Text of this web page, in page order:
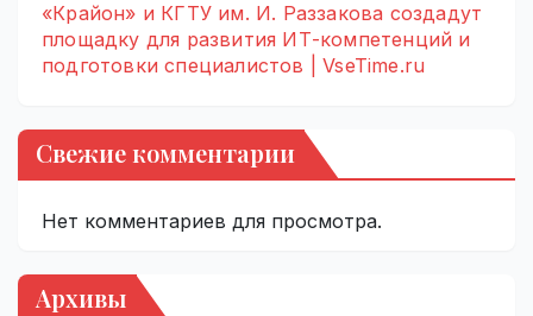
«Крайон» и КГТУ им. И. Раззакова создадут
площадку для развития ИТ-компетенций и
подготовки специалистов | VseTime.ru
Свежие комментарии
Нет комментариев для просмотра.
Архивы